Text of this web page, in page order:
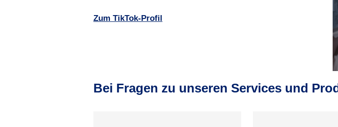
Zum TikTok-Profil
Bei Fragen zu unseren Services und